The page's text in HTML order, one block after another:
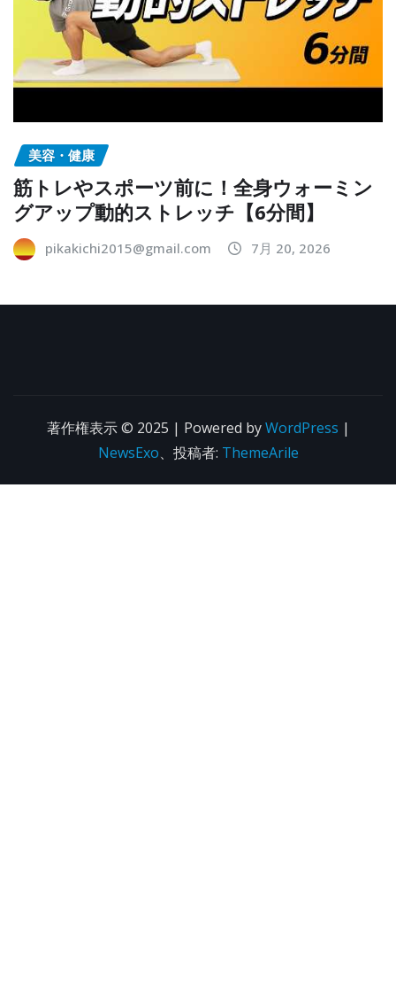
美容・健康
筋トレやスポーツ前に！全身ウォーミン
グアップ動的ストレッチ【6分間】
pikakichi2015@gmail.com 7月 20, 2026
著作権表示 © 2025 | Powered byWordPress |
NewsExo、投稿者: ThemeArile